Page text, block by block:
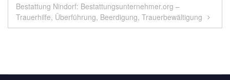
Bestattung Nindorf: Bestattungsunternehmer.org –
Trauerhilfe, Überführung, Beerdigung, Trauerbewältigung